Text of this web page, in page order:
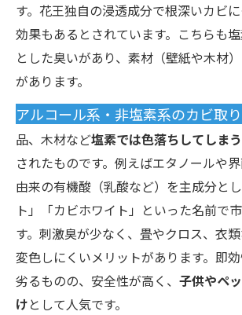
す。花王独自の浸透成分で根深いカビ
効果もあるとされています。こちらも
とした臭いがあり、素材（壁紙や木材
があります。
アルコール系・非塩素系のカビ取
品、木材など塩素では色落ちしてしま
されたものです。例えばエタノールや
由来の有機酸（乳酸など）を主成分と
ト」「カビホワイト」といった名前で
す。刺激臭が少なく、畳やクロス、衣
変色しにくいメリットがあります。即
劣るものの、安全性が高く、 子供やペ
けとして人気です。